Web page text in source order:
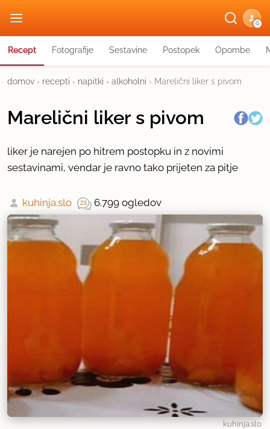
G
Recept Fotografije Sestavine Postopek Opombe
domov › recepti › napitki › alkoholni › Marelični liker s pivom
Marelični liker s pivom
liker je narejen po hitrem postopku in z novimi
sestavinami, vendar je ravno tako prijeten za pitje
kuhinja.slo 6.799 ogledov
kuhinja.slo